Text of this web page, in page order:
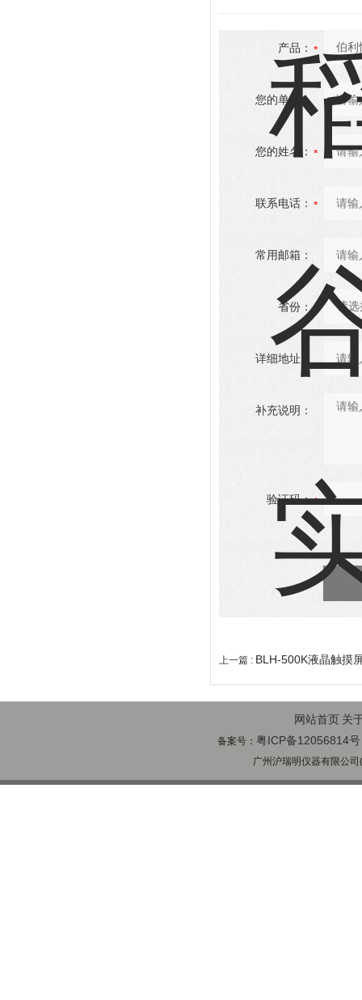
产品：
您的单位：
您的姓名：
联系电话：
常用邮箱：
省份：
详细地址：
补充说明：
验证码：
上一篇 : BLH-500K液晶触摸
网站首页 关
备案号： 粤ICP备12056814号
广州沪瑞明仪器有限公